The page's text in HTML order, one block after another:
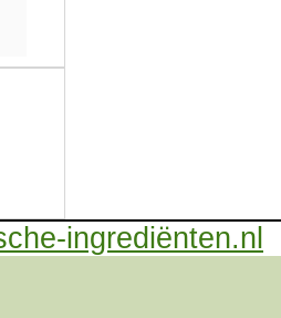
ingrediënten.nl